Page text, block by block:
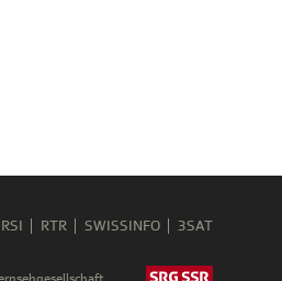
RSI RTR SWISSINFO 3SAT